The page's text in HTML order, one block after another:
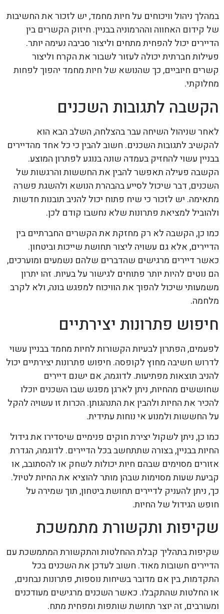
במהלך ניהול וויכוחים על חיות מחמד, יש לזכור את החשיבות
של קידום האחווה וההרמוניה בבניין. חיזוק הקשרים בין
הדיירים יכול להפחית מתחים וליצור סביבה נעימה יותר.
פעילות חברתית יכולה לעזור לשבור את הקרח וליצור
קשרים חיוביים, כך שהנושא של חיות מחמד יהפוך לפחות
מחלוקתי.
הקשבה לתגובות השכנים
לאחר שניהול השיחה עבר בהצלחה, השלב הבא הוא
להקשיב לתגובות השכנים. חשוב להבין כי כל אחד מהדיירים
בבניין עשוי להחזיק בעמדה שונה בנוגע לפתרון המוצע.
הקשבה פעילה תאפשר להבין את החששות והרגשות של
השכנים, דבר שיכול לסייע בהבהרת הנושא ולהשגת פשרה
מתאימה. יש לזכור כי שיח פתוח יכול להניב תובנות חדשות
ולהוביל למציאת פתרונות שלא נחשבו קודם לכן.
כמו כן, הקשבה לא רק מחזקת את הקשרים החברתיים בין
הדיירים, אלא גם עשויה ליצור תחושת שייכות וביטחון.
כאשר דיירים מרגישים שהדברים שלהם נשמעים ומוערכים,
הם נוטים להיות יותר פתוחים לגישור על בעיות. זהו יתרון
משמעותי שיכול להפוך את הוויכוח למפגש בונה, ולא לקרב
מלחמה.
חיפוש פתרונות יצירתיים
לפעמים, הפתרון לבעיות הקשורות לחיות מחמד בבניין עשוי
לדרוש חשיבה מחוץ לקופסה. חיפוש פתרונות יצירתיים יכול
להניב תוצאות מפתיעות. לדוגמה, אם ישנם דיירים
שחוששים מהחיות, ניתן לארגן מפגש שבו השכנים יוכלו
להכיר את החיות ולהבין את התנהגותן. הכרות זו עשויה להקל
על החששות ולמנוע אי נוחות עתידית.
כמו כן, ניתן לשקול יצירת חוקים פנימיים שיסדירו את גידול
החיות בבניין, בצורה שתתחשב בכל הדיירים. לדוגמה, הגדרת
אזורים מסוימים שבהם חיות יכולות לשחק או להסתובב, או
קביעת שעות מסוימות שבהן מותר להוציא את החיות לטיול.
כך, ניתן להעניק לדיירים תחושת ביטחון, תוך שמירה על
חופש הגידול של החיות.
שקיפות ותקשורת מתמשכת
שקיפות בתהליך קבלת ההחלטות והתקשורת המתמשכת עם
הדיירים חשובות מאוד. חשוב לעדכן את השכנים בכל
התקדמות, בין אם מדובר בשיחות נוספות, פתרונות נבחנים,
או החלטות שהתקבלו. כאשר השכנים מרגישים מעודכנים
ומעורבים, זה יוצר תחושת שותפות ומפחית מתח.